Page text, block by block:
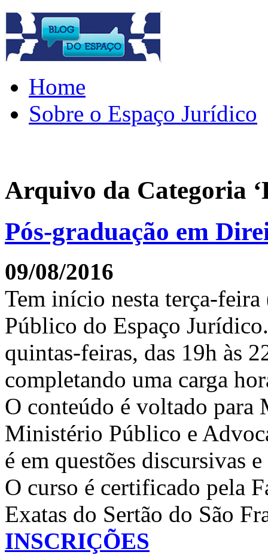
Home
Sobre o Espaço Jurídico
Arquivo da Categoria
Pós-graduação em
09/08/2016
Tem início nesta terça-
Público do Espaço
quintas-feiras, das 19h às
completando uma carga
O conteúdo é voltado para
Ministério Público e
é em questões discursivas
O curso é certificado pela
Exatas do Sertão do São
INSCRIÇÕES